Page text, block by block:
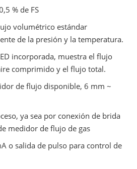
% de FS
volumétrico estándar
de la presión y la temperatura.
incorporada, muestra el flujo
comprimido y el flujo total.
de flujo disponible, 6 mm ~
ya sea por conexión de brida
medidor de flujo de gas
o salida de pulso para control de